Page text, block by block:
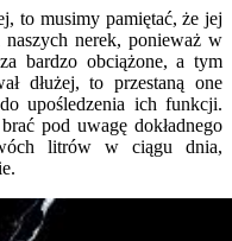
to musimy pamiętać, że jej
nerek, ponieważ w
bardzo obciążone, a tym
dłużej, to przestaną one
upośledzenia ich funkcji.
pod uwagę dokładnego
litrów w ciągu dnia,